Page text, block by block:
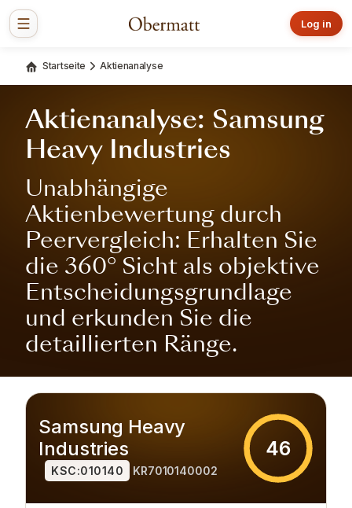
Log in
Startseite Aktienanalyse
Aktienanalyse: Samsung
Heavy Industries
Unabhängige
Aktienbewertung durch
Peervergleich: Erhalten Sie
die 360° Sicht als objektive
Entscheidungsgrundlage
und erkunden Sie die
detaillierten Ränge.
Samsung Heavy
Industries
KSC:010140 KR7010140002
46